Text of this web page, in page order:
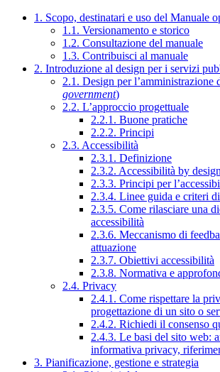
1. Scopo, destinatari e uso del Manuale
1.1. Versionamento e storico
1.2. Consultazione del manuale
1.3. Contribuisci al manuale
2. Introduzione al design per i servizi
2.1. Design per l’amministrazione
government)
2.2. L’approccio progettuale
2.2.1. Buone pratiche
2.2.2. Principi
2.3. Accessibilità
2.3.1. Definizione
2.3.2. Accessibilità by design
2.3.3. Principi per
2.3.4. Linee guida e criteri
2.3.5. Come rilasciare una
accessibilità
2.3.6. Meccanismo di
attuazione
2.3.7. Obiettivi accessibilità
2.3.8. Normativa e
2.4. Privacy
2.4.1. Come rispettare la
progettazione di un sito o
2.4.2. Richiedi il consenso
2.4.3. Le basi del sito web:
informativa privacy,
3. Pianificazione, gestione e strategia